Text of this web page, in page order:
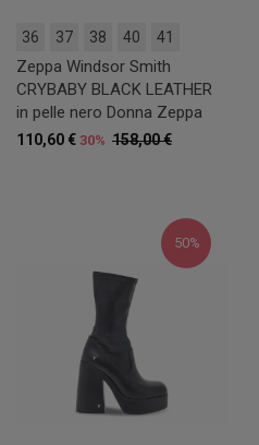
36 37 38 40 41
Zeppa Windsor Smith
CRYBABY BLACK LEATHER
in pelle nero Donna Zeppa
158,00 €
110,60 € 30%
50%